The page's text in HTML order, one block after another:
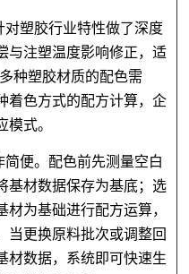
塑胶行业特性做了深度
与注塑温度影响修正，适
种塑胶材质的配色需
着色方式的配方计算，企
式。
便。配色前先测量空白
基材数据保存为基底；选
为基础进行配方运算，
当更换原料批次或调整回
材数据，系统即可快速生